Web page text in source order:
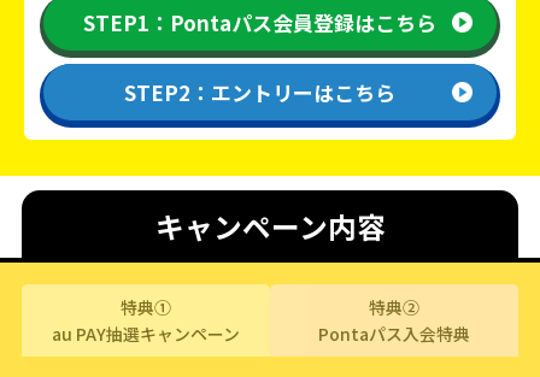
STEP1：Pontaパス会員登録はこちら
STEP2：エントリーはこちら
キャンペーン内容
特典①
au PAY抽選キャンペーン
特典②
Pontaパス入会特典